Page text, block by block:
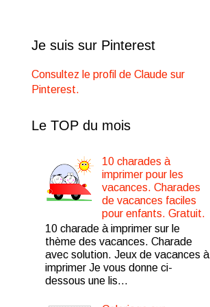
Je suis sur Pinterest
Consultez le profil de Claude sur
Pinterest.
Le TOP du mois
10 charades à
imprimer pour les
vacances. Charades
de vacances faciles
pour enfants. Gratuit.
10 charade à imprimer sur le
thème des vacances. Charade
avec solution. Jeux de vacances à
imprimer Je vous donne ci-
dessous une lis...